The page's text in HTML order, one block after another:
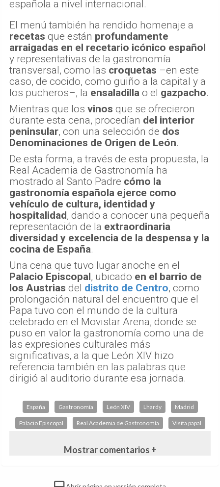
española a nivel internacional.
El menú también ha rendido homenaje a
recetas que están profundamente
arraigadas en el recetario icónico español
y representativas de la gastronomía
transversal, como las croquetas –en este
caso, de cocido, como guiño a la capital y a
los pucheros–, la ensaladilla o el gazpacho.
Mientras que los vinos que se ofrecieron
durante esta cena, procedían del interior
peninsular, con una selección de dos
Denominaciones de Origen de León.
De esta forma, a través de esta propuesta, la
Real Academia de Gastronomía ha
mostrado al Santo Padre cómo la
gastronomía española ejerce como
vehículo de cultura, identidad y
hospitalidad, dando a conocer una pequeña
representación de la extraordinaria
diversidad y excelencia de la despensa y la
cocina de España.
Una cena que tuvo lugar anoche en el
Palacio Episcopal, ubicado en el barrio de
los Austrias del distrito de Centro, como
prolongación natural del encuentro que el
Papa tuvo con el mundo de la cultura
celebrado en el Movistar Arena, donde se
puso en valor la gastronomía como una de
las expresiones culturales más
significativas, a la que León XIV hizo
referencia también en las palabras que
dirigió al auditorio durante esa jornada.
España Gastronomía León XIV Lhardy Madrid
Palacio Episcopal Real Academia de Gastronomía Visita papal
Mostrar comentarios +